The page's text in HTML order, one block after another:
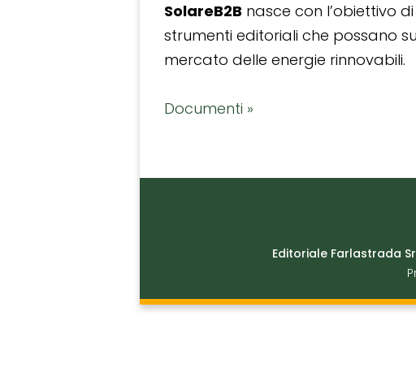
SolareB2B nasce con l’obiettivo
strumenti editoriali che possano
mercato delle energie rinnovabili.
Documenti »
Editoriale Farlastrada